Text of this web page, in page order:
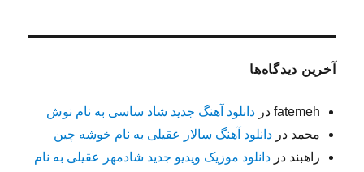
آخرین دیدگاه‌ها
fatemeh دردانلود آهنگ جدید شاد ساسی به نام نوش
محمد دردانلود آهنگ سالار عقیلی به نام خوشه چین
راهبند دردانلود موزیک ویدیو جدید شادمهر عقیلی به نام